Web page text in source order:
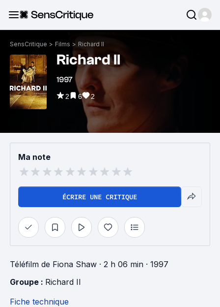
SensCritique > Films > Richard II
Richard II
1997
2 6 2
Ma note
ÉCRIRE UNE CRITIQUE
Téléfilm de Fiona Shaw · 2 h 06 min · 1997
Groupe : Richard II
Fiche technique